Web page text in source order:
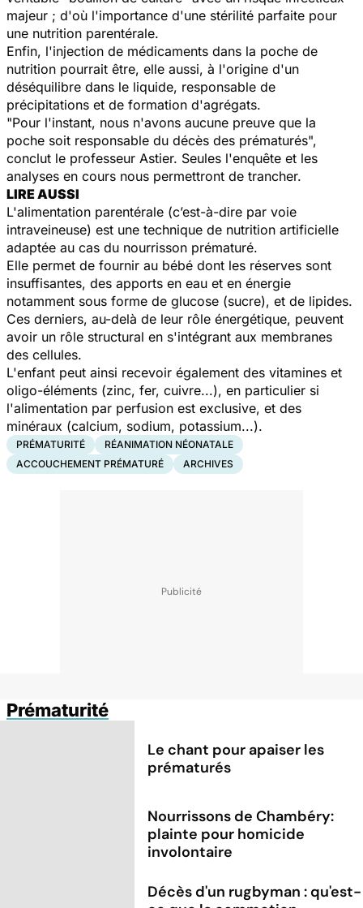
majeur ; d'où l'importance d'une stérilité parfaite pour
une nutrition parentérale.
Enfin, l'injection de médicaments dans la poche de
nutrition pourrait être, elle aussi, à l'origine d'un
déséquilibre dans le liquide, responsable de
précipitations et de formation d'agrégats.
"Pour l'instant, nous n'avons aucune preuve que la
poche soit responsable du décès des prématurés",
conclut le professeur Astier. Seules l'enquête et les
analyses en cours nous permettront de trancher.
LIRE AUSSI
L'alimentation parentérale (c’est-à-dire par voie
intraveineuse) est une technique de nutrition artificielle
adaptée au cas du nourrisson prématuré.
Elle permet de fournir au bébé dont les réserves sont
insuffisantes, des apports en eau et en énergie
notamment sous forme de glucose (sucre), et de lipides.
Ces derniers, au-delà de leur rôle énergétique, peuvent
avoir un rôle structural en s'intégrant aux membranes
des cellules.
L'enfant peut ainsi recevoir également des vitamines et
oligo-éléments (zinc, fer, cuivre...), en particulier si
l'alimentation par perfusion est exclusive, et des
minéraux (calcium, sodium, potassium...).
PRÉMATURITÉ
RÉANIMATION NÉONATALE
ACCOUCHEMENT PRÉMATURÉ
ARCHIVES
Prématurité
Le chant pour apaiser les
prématurés
Nourrissons de Chambéry:
plainte pour homicide
involontaire
Décès d'un rugbyman : qu'est-